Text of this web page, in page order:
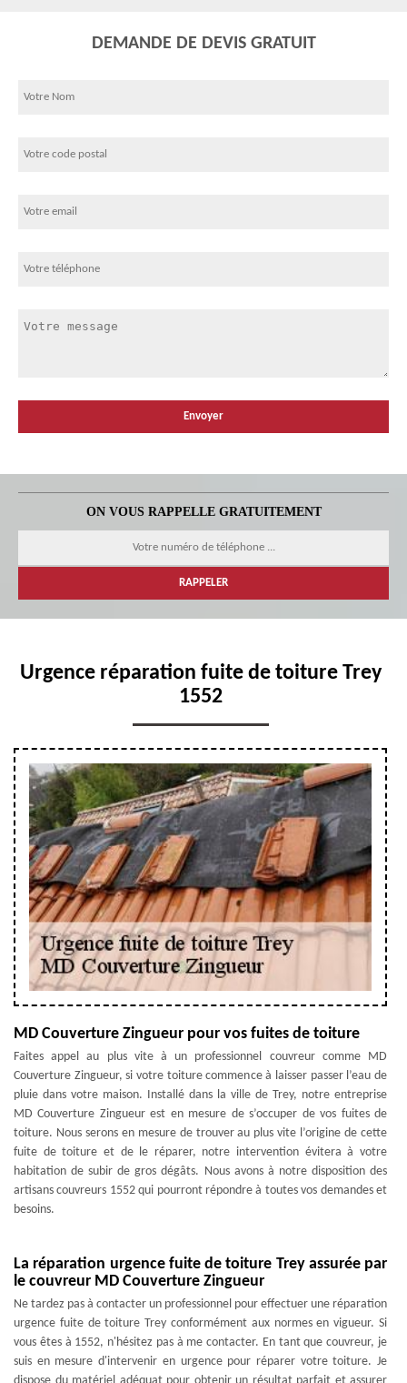
DEMANDE DE DEVIS GRATUIT
ON VOUS RAPPELLE GRATUITEMENT
Urgence réparation fuite de toiture Trey
1552
MD Couverture Zingueur pour vos fuites de toiture
Faites appel au plus vite à un professionnel couvreur comme MD
Couverture Zingueur, si votre toiture commence à laisser passer l’eau de
pluie dans votre maison. Installé dans la ville de Trey, notre entreprise
MD Couverture Zingueur est en mesure de s’occuper de vos fuites de
toiture. Nous serons en mesure de trouver au plus vite l’origine de cette
fuite de toiture et de le réparer, notre intervention évitera à votre
habitation de subir de gros dégâts. Nous avons à notre disposition des
artisans couvreurs 1552 qui pourront répondre à toutes vos demandes et
besoins.
La réparation urgence fuite de toiture Trey assurée par
le couvreur MD Couverture Zingueur
Ne tardez pas à contacter un professionnel pour effectuer une réparation
urgence fuite de toiture Trey conformément aux normes en vigueur. Si
vous êtes à 1552, n'hésitez pas à me contacter. En tant que couvreur, je
suis en mesure d'intervenir en urgence pour réparer votre toiture. Je